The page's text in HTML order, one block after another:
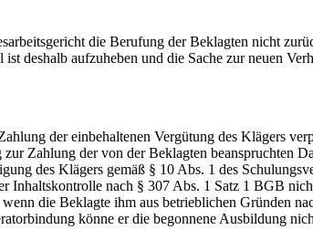
die Berufung der Beklagten nicht
deshalb aufzuheben und die Sache zur neuen
der einbehaltenen Vergütung des Klägers
Zahlung der von der Beklagten beanspruchten
des Klägers gemäß § 10 Abs. 1 des
nach § 307 Abs. 1 Satz 1 BGB
die Beklagte ihm aus betrieblichen Gründen
könne er die begonnene Ausbildung